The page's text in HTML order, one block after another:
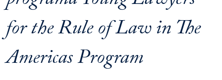
for the Rule of Law in The
Americas Program